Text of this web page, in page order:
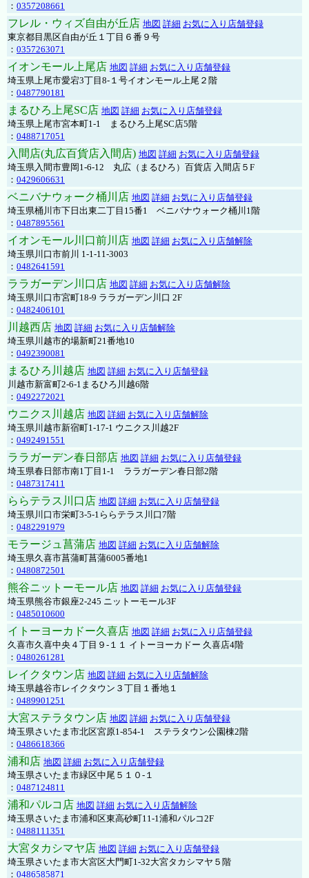
： 0357208661
フレル・ウィズ自由が丘店 地図 詳細 お気に入り店舗登録
東京都目黒区自由が丘１丁目６番９号
： 0357263071
イオンモール上尾店 地図 詳細 お気に入り店舗登録
埼玉県上尾市愛宕3丁目8-１号イオンモール上尾２階
： 0487790181
まるひろ上尾SC店 地図 詳細 お気に入り店舗登録
埼玉県上尾市宮本町1-1 まるひろ上尾SC店5階
： 0488717051
入間店(丸広百貨店入間店) 地図 詳細 お気に入り店舗登録
埼玉県入間市豊岡1-6-12 丸広（まるひろ）百貨店 入間店５F
： 0429606631
ベニバナウォーク桶川店 地図 詳細 お気に入り店舗登録
埼玉県桶川市下日出東二丁目15番1 ベニバナウォーク桶川1階
： 0487895561
イオンモール川口前川店 地図 詳細 お気に入り店舗解除
埼玉県川口市前川 1-1-11-3003
： 0482641591
ララガーデン川口店 地図 詳細 お気に入り店舗解除
埼玉県川口市宮町18-9 ララガーデン川口 2F
： 0482406101
川越西店 地図 詳細 お気に入り店舗解除
埼玉県川越市的場新町21番地10
： 0492390081
まるひろ川越店 地図 詳細 お気に入り店舗登録
川越市新富町2-6-1まるひろ川越6階
： 0492272021
ウニクス川越店 地図 詳細 お気に入り店舗解除
埼玉県川越市新宿町1-17-1 ウニクス川越2F
： 0492491551
ララガーデン春日部店 地図 詳細 お気に入り店舗登録
埼玉県春日部市南1丁目1-1 ララガーデン春日部2階
： 0487317411
ららテラス川口店 地図 詳細 お気に入り店舗登録
埼玉県川口市栄町3-5-1ららテラス川口7階
： 0482291979
モラージュ菖蒲店 地図 詳細 お気に入り店舗解除
埼玉県久喜市菖蒲町菖蒲6005番地1
： 0480872501
熊谷ニットーモール店 地図 詳細 お気に入り店舗登録
埼玉県熊谷市銀座2-245 ニットーモール3F
： 0485010600
イトーヨーカドー久喜店 地図 詳細 お気に入り店舗登録
久喜市久喜中央４丁目９-１１ イトーヨーカドー 久喜店4階
： 0480261281
レイクタウン店 地図 詳細 お気に入り店舗解除
埼玉県越谷市レイクタウン３丁目１番地１
： 0489901251
大宮ステラタウン店 地図 詳細 お気に入り店舗登録
埼玉県さいたま市北区宮原1-854-1 ステラタウン公園棟2階
： 0486618366
浦和店 地図 詳細 お気に入り店舗登録
埼玉県さいたま市緑区中尾５１０-１
： 0487124811
浦和パルコ店 地図 詳細 お気に入り店舗解除
埼玉県さいたま市浦和区東高砂町11-1浦和パルコ2F
： 0488111351
大宮タカシマヤ店 地図 詳細 お気に入り店舗登録
埼玉県さいたま市大宮区大門町1-32大宮タカシマヤ５階
： 0486585871